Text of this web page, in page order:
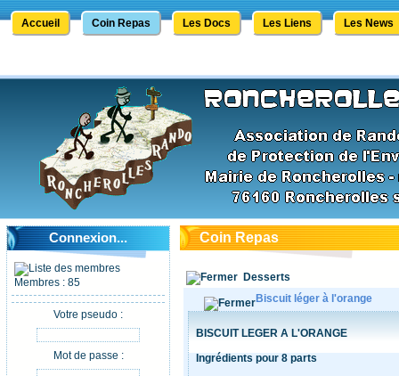
Accueil Coin Repas Les Docs Les Liens Les News
Connexion...
Membres : 85
Votre pseudo :
Mot de passe :
Coin Repas
Desserts
Biscuit léger à l'orange
BISCUIT LEGER A L'ORANGE
Ingrédients pour 8 parts